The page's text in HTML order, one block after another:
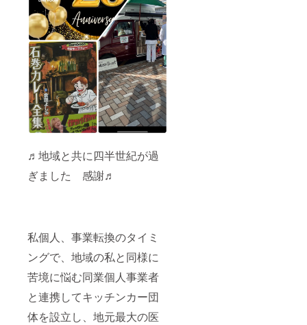
♬地域と共に四半世紀が過
ぎました 感謝♬
私個人、事業転換のタイミ
ングで、地域の私と同様に
苦境に悩む同業個人事業者
と連携してキッチンカー団
体を設立し、地元最大の医